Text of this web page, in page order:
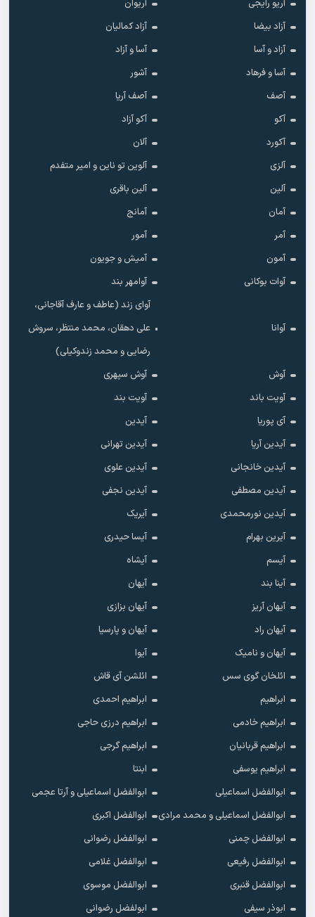
آریو رایجی
آریوان
آزاد بیضا
آزاد کمالیان
آزاد و آسا
آسا و آزاد
آسا و فرهاد
آشور
آصف
آصف آریا
آکو
آکو آزاد
آکورد
آلان
آلزی
آلوین تو ناین و امیر متفدم
آلین
آلین باقری
آمان
آمانج
آمر
آمور
آمون
آمیش و جویون
آوات بوکانی
آوامهر بند
آوانا
آوای زند (عاطف و عارف آقاجانی،
علی دهقان، محمد منتظر، سروش
رضایی و محمد زندوکیلی)
آوش
آوش سپهری
آویت باند
آویت بند
آی پوریا
آیدین
آیدین آریا
آیدین تهرانی
آیدین خانجانی
آیدین علوی
آیدین مصطفی
آیدین نجفی
آیدین نورمحمدی
آیریک
آیرین بهرام
آیسا حیدری
آیسم
آیشاه
آینا بند
آیهان
آیهان آریز
آیهان بزازی
آیهان راد
آیهان و پارسیا
آیهان و نامیک
آیوا
ائلخان گوی سس
ائلشن آی قاش
ابراهیم
ابراهیم احمدی
ابراهیم خادمی
ابراهیم درزی حاجی
ابراهیم قربانیان
ابراهیم گرجی
ابراهیم یوسفی
ابنتا
ابوالفضل اسماعیلی
ابوالفضل اسماعیلی و آرتا عجمی
ابوالفضل اسماعیلی و محمد مرادی
ابوالفضل اکبری
ابوالفضل چمنی
ابوالفضل رضوانی
ابوالفضل رفیعی
ابوالفضل غلامی
ابوالفضل قنبری
ابوالفضل موسوی
ابوذر سیفی
ابولفضل رضوانی